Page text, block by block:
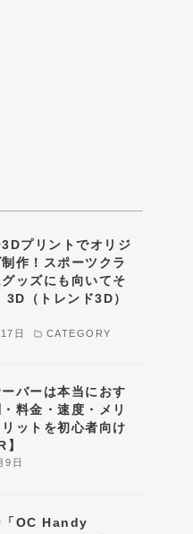
日 CATEGORY
プリントでオリジ
作！スポーツクラ
ッズにも向いてそ
（トレンド3D）
9日
バーは本当におす
料金・速度・メリ
ットを初心者向け
「OC Handy